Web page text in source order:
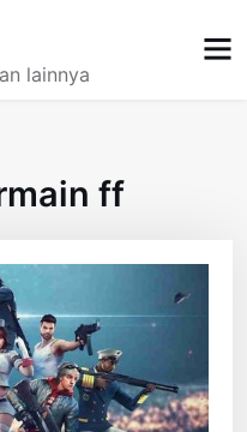
lainnya
ff